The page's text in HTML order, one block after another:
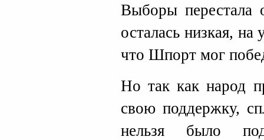
Выборы перестала
осталась низкая,
что Шпорт мог
Но так как народ
свою поддержку,
нельзя было